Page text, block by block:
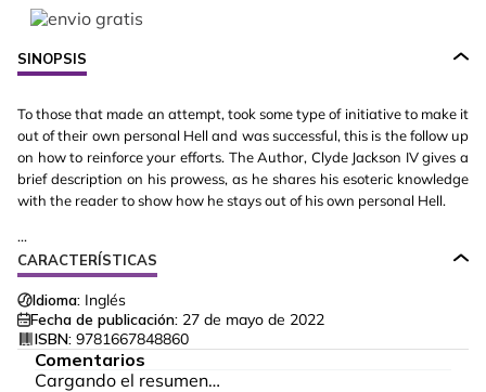
SINOPSIS
To those that made an attempt, took some type of initiative to make it
out of their own personal Hell and was successful, this is the follow up
on how to reinforce your efforts. The Author, Clyde Jackson IV gives a
brief description on his prowess, as he shares his esoteric knowledge
with the reader to show how he stays out of his own personal Hell.
...
CARACTERÍSTICAS
Idioma: Inglés
Fecha de publicación: 27 de mayo de 2022
ISBN: 9781667848860
Comentarios
Cargando el resumen…